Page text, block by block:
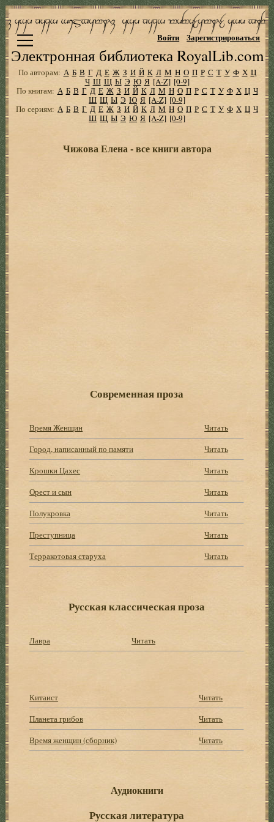
Электронная библиотека RoyalLib.com
Войти Зарегистрироваться
По авторам: А Б В Г Д Е Ж З И Й К Л М Н О П Р С Т У Ф Х Ц
Ч Ш Щ Ы Э Ю Я [A-Z] [0-9]
По книгам: А Б В Г Д Е Ж З И Й К Л М Н О П Р С Т У Ф Х Ц Ч
Ш Щ Ы Э Ю Я [A-Z] [0-9]
По сериям: А Б В Г Д Е Ж З И Й К Л М Н О П Р С Т У Ф Х Ц Ч
Ш Щ Ы Э Ю Я [A-Z] [0-9]
Чижова Елена - все книги автора
Современная проза
Время Женщин
Читать
Город, написанный по памяти
Читать
Крошки Цахес
Читать
Орест и сын
Читать
Полукровка
Читать
Преступница
Читать
Терракотовая старуха
Читать
Русская классическая проза
Лавра Читать
Китаист
Читать
Планета грибов
Читать
Время женщин (сборник)
Читать
Аудиокниги
Русская литература